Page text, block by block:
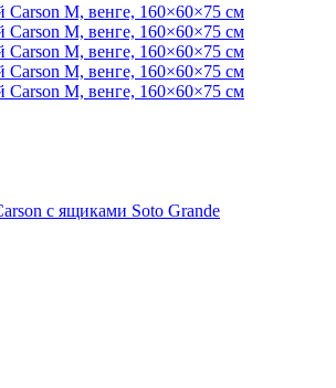
с ящиками Soto Grande